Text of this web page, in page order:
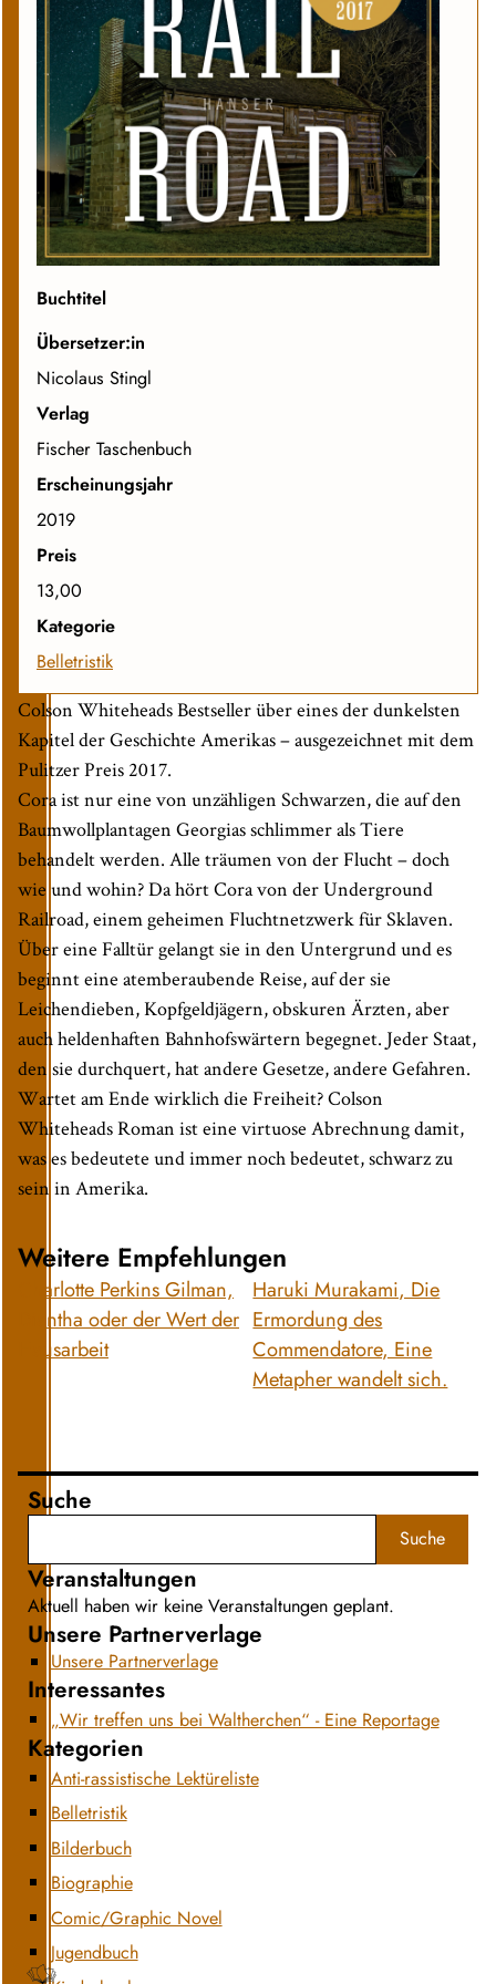
Buchtitel
Übersetzer:in
Nicolaus Stingl
Verlag
Fischer Taschenbuch
Erscheinungsjahr
2019
Preis
13,00
Kategorie
Belletristik
Colson Whiteheads Bestseller über eines der dunkelsten
Kapitel der Geschichte Amerikas – ausgezeichnet mit dem
Pulitzer Preis 2017.
Cora ist nur eine von unzähligen Schwarzen, die auf den
Baumwollplantagen Georgias schlimmer als Tiere
behandelt werden. Alle träumen von der Flucht – doch
wie und wohin? Da hört Cora von der Underground
Railroad, einem geheimen Fluchtnetzwerk für Sklaven.
Über eine Falltür gelangt sie in den Untergrund und es
beginnt eine atemberaubende Reise, auf der sie
Leichendieben, Kopfgeldjägern, obskuren Ärzten, aber
auch heldenhaften Bahnhofswärtern begegnet. Jeder Staat,
den sie durchquert, hat andere Gesetze, andere Gefahren.
Wartet am Ende wirklich die Freiheit? Colson
Whiteheads Roman ist eine virtuose Abrechnung damit,
was es bedeutete und immer noch bedeutet, schwarz zu
sein in Amerika.
Weitere Empfehlungen
Charlotte Perkins Gilman,
Diantha oder der Wert der
Hausarbeit
Haruki Murakami, Die
Ermordung des
Commendatore, Eine
Metapher wandelt sich.
Suche
Suche
Veranstaltungen
Aktuell haben wir keine Veranstaltungen geplant.
Unsere Partnerverlage
Unsere Partnerverlage
Interessantes
„Wir treffen uns bei Waltherchen“ - Eine Reportage
Kategorien
Anti-rassistische Lektüreliste
Belletristik
Bilderbuch
Biographie
Comic/Graphic Novel
Jugendbuch